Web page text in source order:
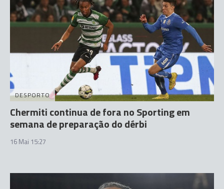
DESPORTO
Chermiti continua de fora no Sporting em
semana de preparação do dérbi
16 Mai 15:27